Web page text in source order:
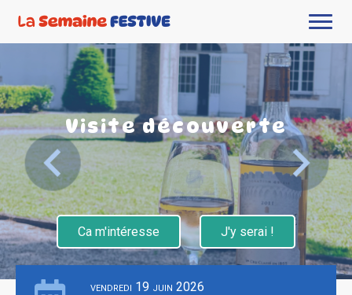
Visite découverte
Ca m'intéresse J'y serai !
vendredi 19 juin 2026